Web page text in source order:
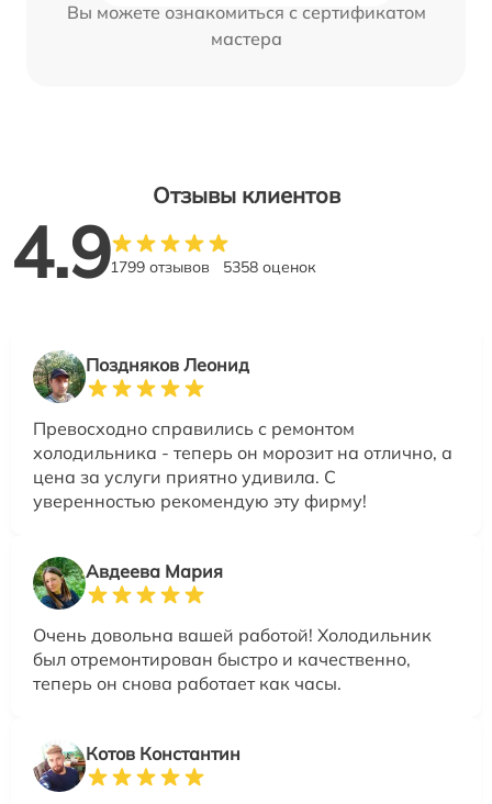
Вы можете ознакомиться с сертификатом
мастера
Отзывы клиентов
4.91799 отзывов 5358 оценок
Поздняков Леонид
Превосходно справились с ремонтом
холодильника - теперь он морозит на отлично, а
цена за услуги приятно удивила. С
уверенностью рекомендую эту фирму!
Авдеева Мария
Очень довольна вашей работой! Холодильник
был отремонтирован быстро и качественно,
теперь он снова работает как часы.
Котов Константин